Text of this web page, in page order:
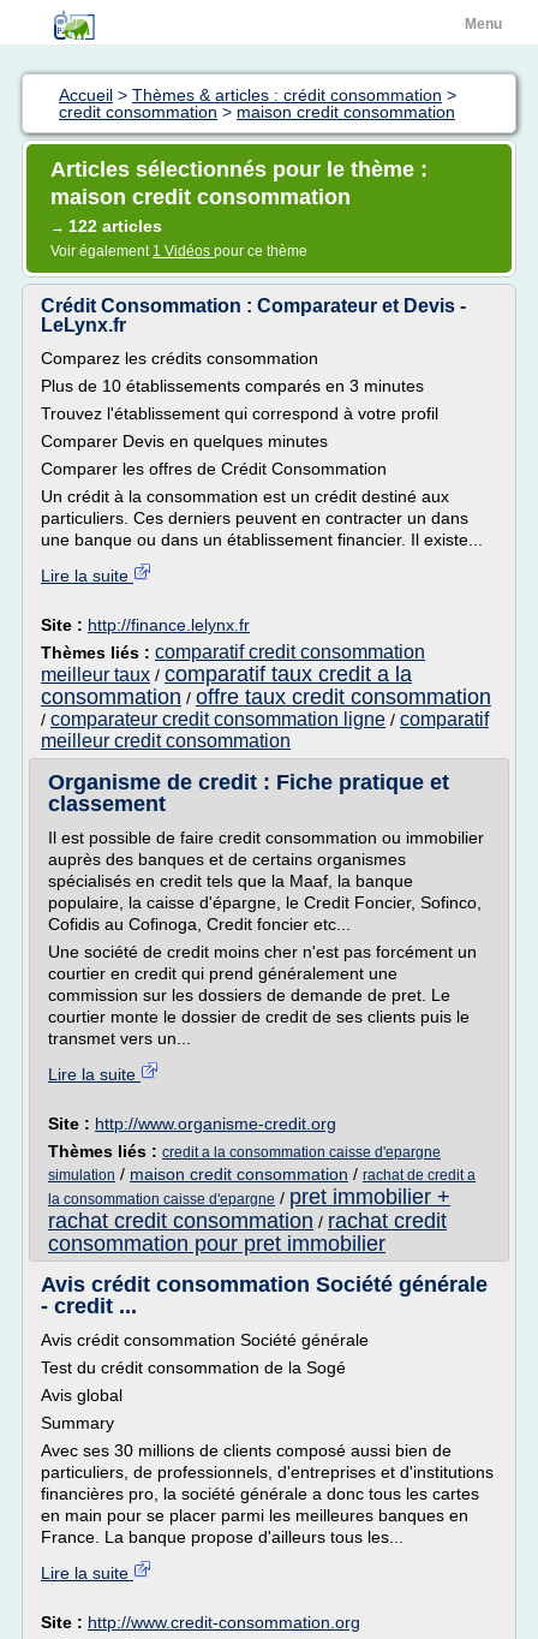
Menu
Accueil > Thèmes & articles : crédit consommation >
credit consommation > maison credit consommation
Articles sélectionnés pour le thème :
maison credit consommation
→ 122 articles
Voir également 1 Vidéos pour ce thème
Crédit Consommation : Comparateur et Devis -
LeLynx.fr
Comparez les crédits consommation
Plus de 10 établissements comparés en 3 minutes
Trouvez l'établissement qui correspond à votre profil
Comparer Devis en quelques minutes
Comparer les offres de Crédit Consommation
Un crédit à la consommation est un crédit destiné aux
particuliers. Ces derniers peuvent en contracter un dans
une banque ou dans un établissement financier. Il existe...
Lire la suite
Site : http://finance.lelynx.fr
Thèmes liés : comparatif credit consommation
meilleur taux / comparatif taux credit a la
consommation / offre taux credit consommation
/ comparateur credit consommation ligne / comparatif
meilleur credit consommation
Organisme de credit : Fiche pratique et
classement
Il est possible de faire credit consommation ou immobilier
auprès des banques et de certains organismes
spécialisés en credit tels que la Maaf, la banque
populaire, la caisse d'épargne, le Credit Foncier, Sofinco,
Cofidis au Cofinoga, Credit foncier etc...
Une société de credit moins cher n'est pas forcément un
courtier en credit qui prend généralement une
commission sur les dossiers de demande de pret. Le
courtier monte le dossier de credit de ses clients puis le
transmet vers un...
Lire la suite
Site : http://www.organisme-credit.org
Thèmes liés : credit a la consommation caisse d'epargne
simulation / maison credit consommation / rachat de credit a
la consommation caisse d'epargne / pret immobilier +
rachat credit consommation / rachat credit
consommation pour pret immobilier
Avis crédit consommation Société générale
- credit ...
Avis crédit consommation Société générale
Test du crédit consommation de la Sogé
Avis global
Summary
Avec ses 30 millions de clients composé aussi bien de
particuliers, de professionnels, d'entreprises et d'institutions
financières pro, la société générale a donc tous les cartes
en main pour se placer parmi les meilleures banques en
France. La banque propose d'ailleurs tous les...
Lire la suite
Site : http://www.credit-consommation.org